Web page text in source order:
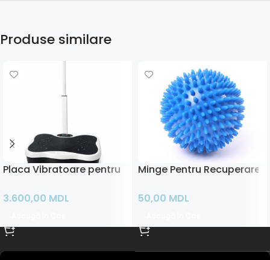
Produse similare
Placa Vibratoare pentru Exercitii
3.600,00 MDL
Minge Pentru Recuperare
50,00 MDL